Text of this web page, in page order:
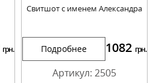
грн.
Свитшот с именем Александра
Подробнее 1082 грн.
Артикул: 2505